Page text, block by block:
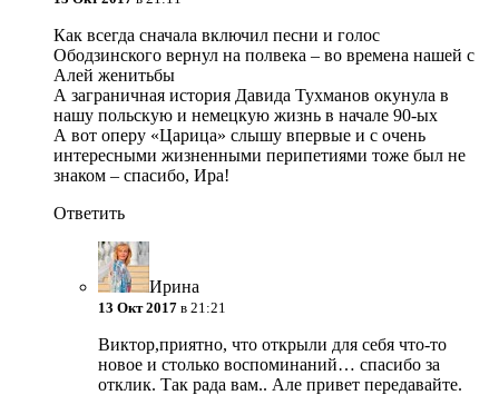
Как всегда сначала включил песни и голос
Ободзинского вернул на полвека – во времена нашей с
Алей женитьбы
А заграничная история Давида Тухманов окунула в
нашу польскую и немецкую жизнь в начале 90-ых
А вот оперу «Царица» слышу впервые и с очень
интересными жизненными перипетиями тоже был не
знаком – спасибо, Ира!
Ответить
Ирина
13 Окт 2017 в 21:21
Виктор,приятно, что открыли для себя что-то
новое и столько воспоминаний… спасибо за
отклик. Так рада вам.. Але привет передавайте.